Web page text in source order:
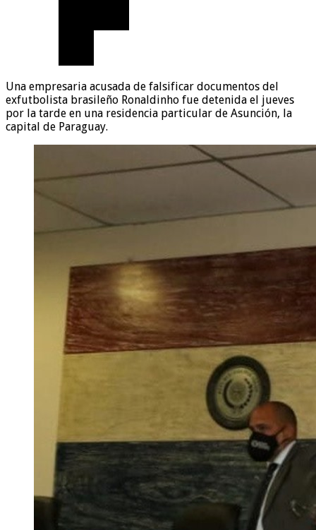
Una empresaria acusada de falsificar documentos del
exfutbolista brasileño Ronaldinho fue detenida el jueves
por la tarde en una residencia particular de Asunción, la
capital de Paraguay.